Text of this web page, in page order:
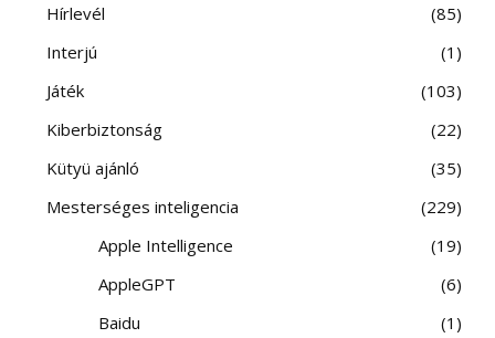
Hírlevél
85
Interjú
1
Játék
103
Kiberbiztonság
22
Kütyü ajánló
35
Mesterséges inteligencia
229
Apple Intelligence
19
AppleGPT
6
Baidu
1